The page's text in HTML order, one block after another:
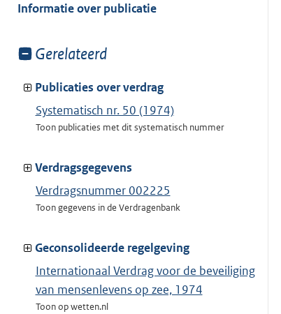
van:
Informatie over publicatie
Toon
van:
Gerelateerd
Publicaties over verdrag
Systematisch nr. 50 (1974)
Toon publicaties met dit systematisch nummer
Verdragsgegevens
Verdragsnummer 002225
Toon gegevens in de Verdragenbank
Geconsolideerde regelgeving
Internationaal Verdrag voor de beveiliging
van mensenlevens op zee, 1974
Toon op wetten.nl